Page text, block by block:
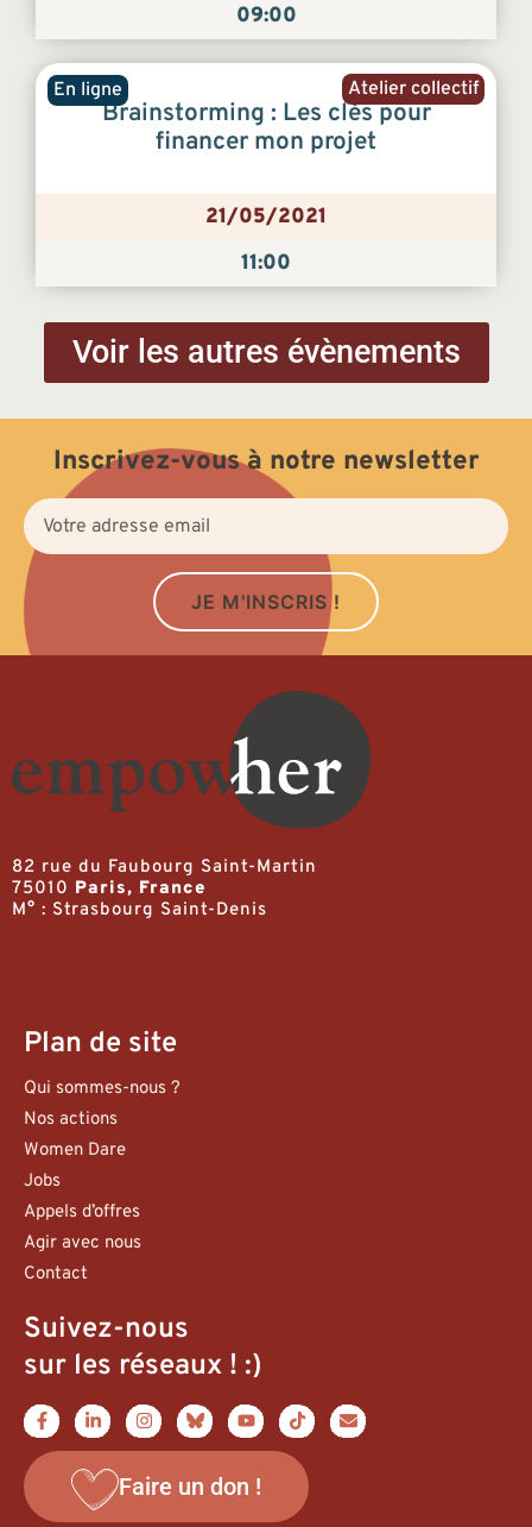
09:00
Atelier collectif
En ligne
Brainstorming : Les clés pour
financer mon projet
21/05/2021
11:00
Voir les autres évènements
Inscrivez-vous à notre newsletter
JE M'INSCRIS !
82 rue du Faubourg Saint-Martin
75010 Paris, France
M° : Strasbourg Saint-Denis
Plan de site
Qui sommes-nous ?
Nos actions
Women Dare
Jobs
Appels d’offres
Agir avec nous
Contact
Suivez-nous
sur les réseaux ! :)
Faire un don !